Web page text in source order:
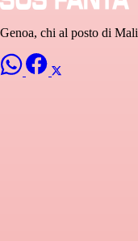
Genoa, chi al posto di